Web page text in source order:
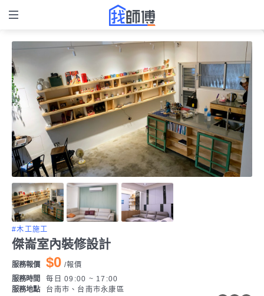
#木工施工
傑崙室內裝修設計
服務報價 $0 /報價
服務時間
每日 09:00 ~ 17:00
服務地點
台南市、台南市永康區